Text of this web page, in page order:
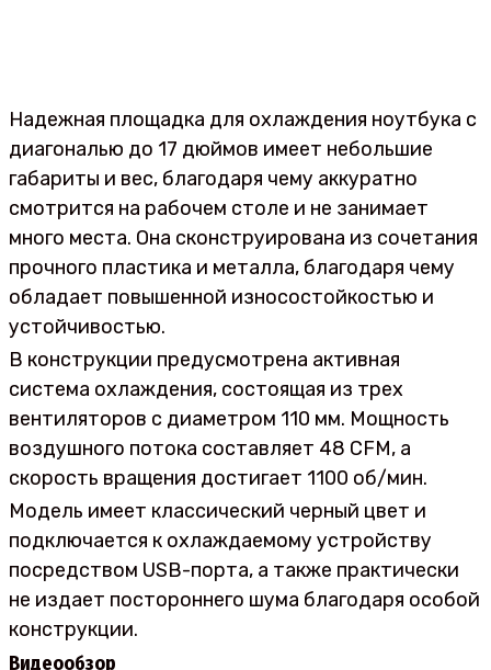
Надежная площадка для охлаждения ноутбука с
диагональю до 17 дюймов имеет небольшие
габариты и вес, благодаря чему аккуратно
смотрится на рабочем столе и не занимает
много места. Она сконструирована из сочетания
прочного пластика и металла, благодаря чему
обладает повышенной износостойкостью и
устойчивостью.
В конструкции предусмотрена активная
система охлаждения, состоящая из трех
вентиляторов с диаметром 110 мм. Мощность
воздушного потока составляет 48 CFM, а
скорость вращения достигает 1100 об/мин.
Модель имеет классический черный цвет и
подключается к охлаждаемому устройству
посредством USB-порта, а также практически
не издает постороннего шума благодаря особой
конструкции.
Видеообзор